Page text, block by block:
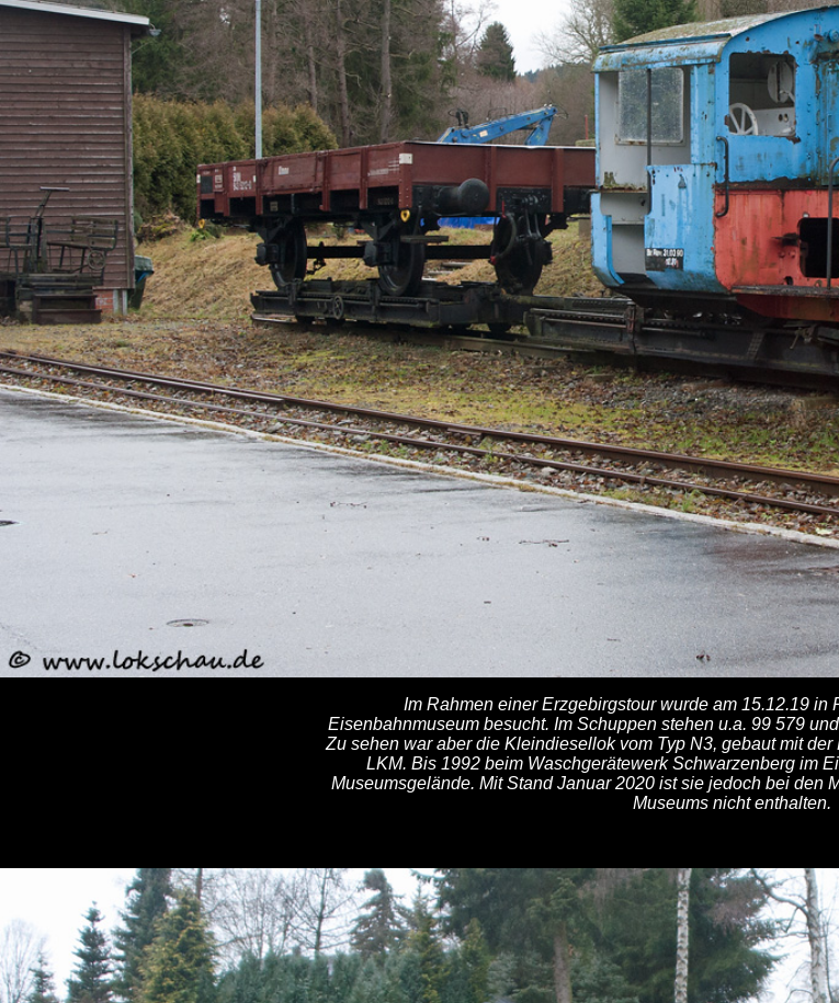
Im Rahmen einer Erzgebirgstour wurde am 15.12.19 in
Eisenbahnmuseum besucht. Im Schuppen stehen u.a. 99 579
Zu sehen war aber die Kleindiesellok vom Typ N3, gebaut mit
LKM. Bis 1992 beim Waschgerätewerk Schwarzenberg im
Museumsgelände. Mit Stand Januar 2020 ist sie jedoch bei den
Museums nicht enthalten.